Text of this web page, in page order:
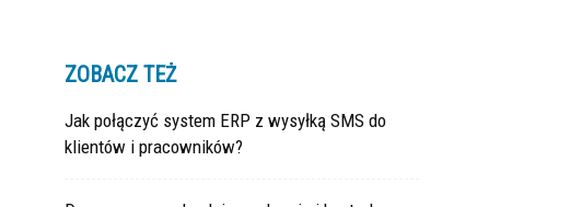
ZOBACZ TEŻ
Jak połączyć system ERP z wysyłką SMS do
klientów i pracowników?